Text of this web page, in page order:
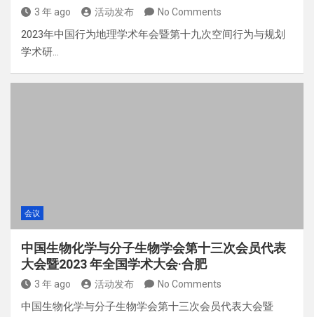
3 年 ago 活动发布 No Comments
2023年中国行为地理学术年会暨第十九次空间行为与规划
学术研…
会议
中国生物化学与分子生物学会第十三次会员代表
大会暨2023 年全国学术大会·合肥
3 年 ago 活动发布 No Comments
中国生物化学与分子生物学会第十三次会员代表大会暨